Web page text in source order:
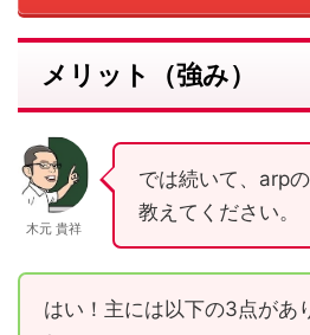
メリット（強み）
木元 貴祥
では続いて、arp
教えてください。
はい！主には以下の3点があ